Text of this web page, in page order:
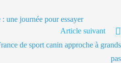
: une journée pour essayer
Article suivant
de sport canin approche à grands
pas